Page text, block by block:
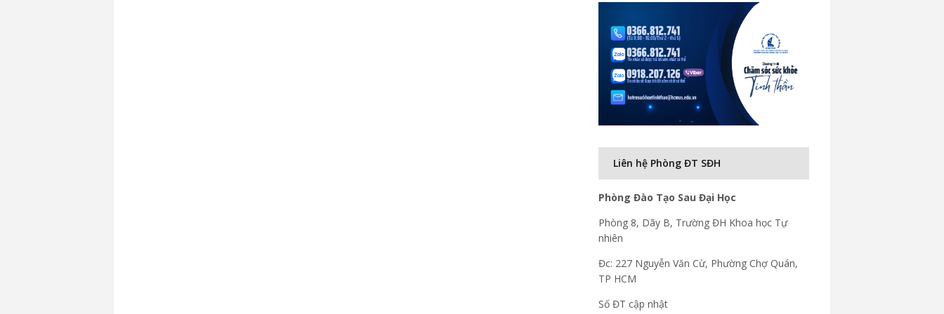
Liên hệ Phòng ĐT SĐH
Phòng Đào Tạo Sau Đại Học
Phòng 8, Dãy B, Trường ĐH Khoa học Tự
nhiên
Đc: 227 Nguyễn Văn Cừ, Phường Chợ Quán,
TP HCM
Số ĐT cập nhật